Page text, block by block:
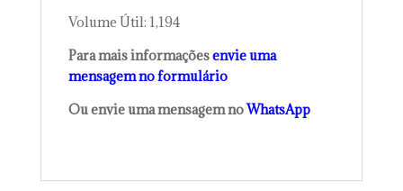
Volume Útil: 1,194
Para mais informaçõesenvie uma
mensagem no formulário
Ou envie uma mensagem noWhatsApp